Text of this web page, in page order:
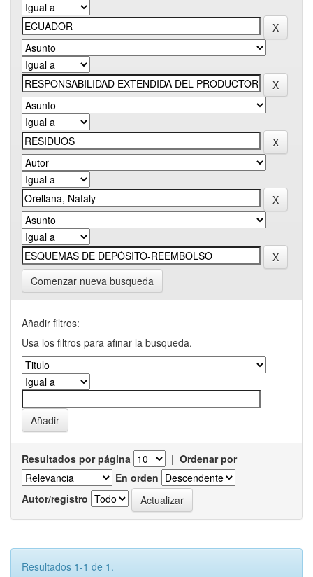
Comenzar nueva busqueda
Añadir filtros:
Usa los filtros para afinar la busqueda.
Resultados por página | Ordenar por
En orden
Autor/registro
Resultados 1-1 de 1.